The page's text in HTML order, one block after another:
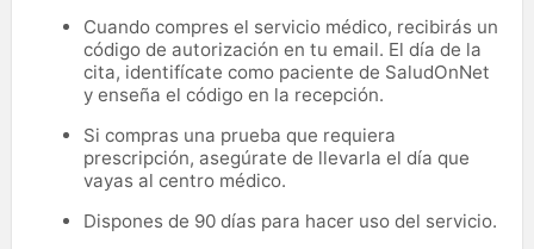
Cuando compres el servicio médico, recibirás un
código de autorización en tu email. El día de la
cita, identifícate como paciente de SaludOnNet
y enseña el código en la recepción.
Si compras una prueba que requiera
prescripción, asegúrate de llevarla el día que
vayas al centro médico.
Dispones de 90 días para hacer uso del servicio.